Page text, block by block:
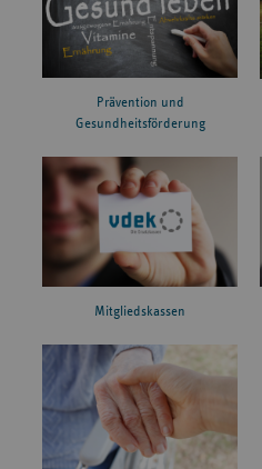
Prävention und
Gesundheitsförderung
Mitgliedskassen